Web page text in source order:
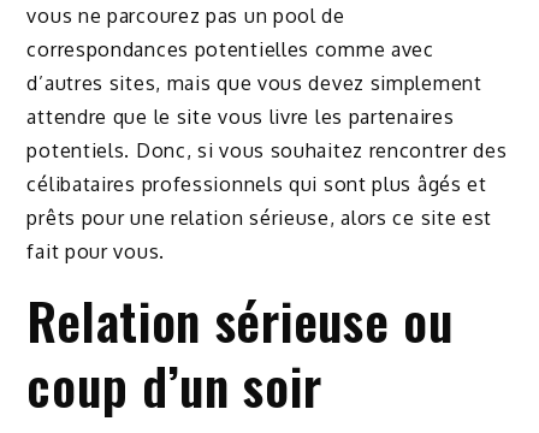
vous ne parcourez pas un pool de
correspondances potentielles comme avec
d’autres sites, mais que vous devez simplement
attendre que le site vous livre les partenaires
potentiels. Donc, si vous souhaitez rencontrer des
célibataires professionnels qui sont plus âgés et
prêts pour une relation sérieuse, alors ce site est
fait pour vous.
Relation sérieuse ou
coup d’un soir